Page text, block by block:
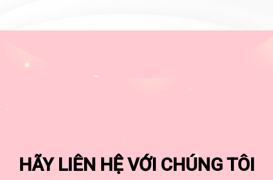
HÃY LIÊN HỆ VỚI CHÚNG TÔI